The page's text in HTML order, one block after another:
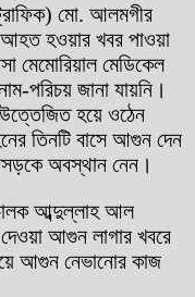
মো. আলমগীর
হওয়ার খবর পাওয়া
মেমোরিয়াল মেডিকেল
পরিচয় জানা যায়নি।
হয়ে ওঠেন
তিনটি বাসে আগুন দেন
অবস্থান নেন।
আব্দুল্লাহ আল
আগুন লাগার খবরে
আগুন নেভানোর কাজ